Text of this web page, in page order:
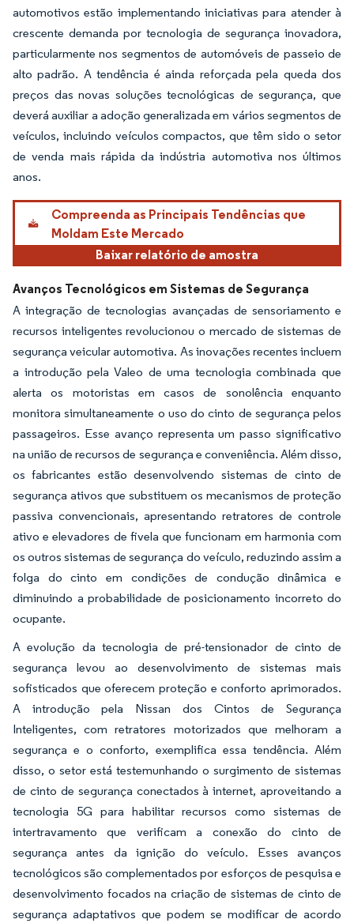
automotivos estão implementando iniciativas para atender à
crescente demanda por tecnologia de segurança inovadora,
particularmente nos segmentos de automóveis de passeio de
alto padrão. A tendência é ainda reforçada pela queda dos
preços das novas soluções tecnológicas de segurança, que
deverá auxiliar a adoção generalizada em vários segmentos de
veículos, incluindo veículos compactos, que têm sido o setor
de venda mais rápida da indústria automotiva nos últimos
anos.
Compreenda as Principais Tendências que
Moldam Este Mercado
Baixar relatório de amostra
Avanços Tecnológicos em Sistemas de Segurança
A integração de tecnologias avançadas de sensoriamento e
recursos inteligentes revolucionou o mercado de sistemas de
segurança veicular automotiva. As inovações recentes incluem
a introdução pela Valeo de uma tecnologia combinada que
alerta os motoristas em casos de sonolência enquanto
monitora simultaneamente o uso do cinto de segurança pelos
passageiros. Esse avanço representa um passo significativo
na união de recursos de segurança e conveniência. Além disso,
os fabricantes estão desenvolvendo sistemas de cinto de
segurança ativos que substituem os mecanismos de proteção
passiva convencionais, apresentando retratores de controle
ativo e elevadores de fivela que funcionam em harmonia com
os outros sistemas de segurança do veículo, reduzindo assim a
folga do cinto em condições de condução dinâmica e
diminuindo a probabilidade de posicionamento incorreto do
ocupante.
A evolução da tecnologia de pré-tensionador de cinto de
segurança levou ao desenvolvimento de sistemas mais
sofisticados que oferecem proteção e conforto aprimorados.
A introdução pela Nissan dos Cintos de Segurança
Inteligentes, com retratores motorizados que melhoram a
segurança e o conforto, exemplifica essa tendência. Além
disso, o setor está testemunhando o surgimento de sistemas
de cinto de segurança conectados à internet, aproveitando a
tecnologia 5G para habilitar recursos como sistemas de
intertravamento que verificam a conexão do cinto de
segurança antes da ignição do veículo. Esses avanços
tecnológicos são complementados por esforços de pesquisa e
desenvolvimento focados na criação de sistemas de cinto de
segurança adaptativos que podem se modificar de acordo